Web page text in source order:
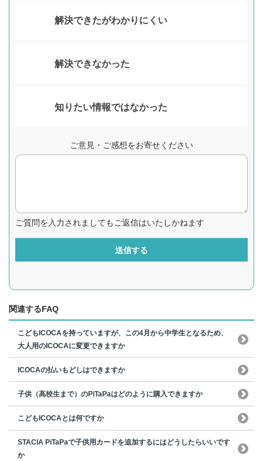
解決できたがわかりにくい
解決できなかった
知りたい情報ではなかった
ご意見・ご感想をお寄せください
ご質問を入力されましてもご返信はいたしかねます
送信する
関連するFAQ
こどもICOCAを持っていますが、この4月から中学生となるため、
大人用のICOCAに変更できますか
ICOCAの払いもどしはできますか
子供（高校生まで）のPiTaPaはどのように購入できますか
こどもICOCAとは何ですか
STACIA PiTaPaで子供用カードを追加するにはどうしたらいいです
か